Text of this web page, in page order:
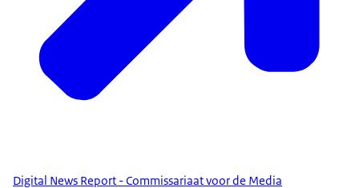
Digital News Report - Commissariaat voor de Media